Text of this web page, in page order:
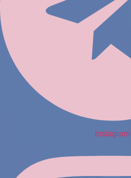
Instagram